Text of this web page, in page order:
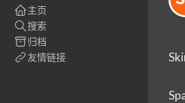
主页
搜索
归档
友情链接